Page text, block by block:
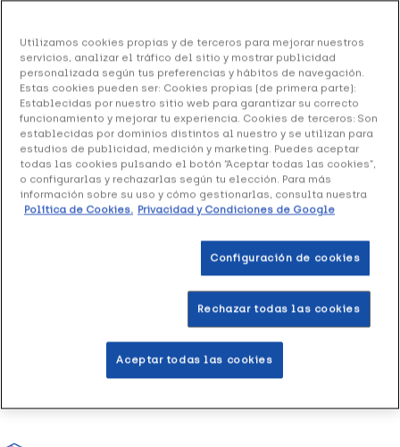
4104 Talla 2, 1 Unidad
54.41 €
+ 109 puntos Healthies
Orliman Rodillera Neopreno Flejes Metálicos 4104
Talla 2, este modelo de rodillera Orliman se indica para
esos casos de ligeras contusiones. Para inflamación de los
ligamentos, articulaciones y tratamientos posquirúrgicos.
Añadir a la Wishlist
Utilizamos cookies propias y de terceros para mejorar nuestros
servicios, analizar el tráfico del sitio y mostrar publicidad
personalizada según tus preferencias y hábitos de navegación.
Estas cookies pueden ser: Cookies propias (de primera parte):
Establecidas por nuestro sitio web para garantizar su correcto
funcionamiento y mejorar tu experiencia. Cookies de terceros: Son
establecidas por dominios distintos al nuestro y se utilizan para
estudios de publicidad, medición y marketing. Puedes aceptar
todas las cookies pulsando el botón “Aceptar todas las cookies”,
o configurarlas y rechazarlas según tu elección. Para más
información sobre su uso y cómo gestionarlas, consulta nuestra
Política de Cookies. Privacidad y Condiciones de Google
Configuración de cookies
Rechazar todas las cookies
Aceptar todas las cookies